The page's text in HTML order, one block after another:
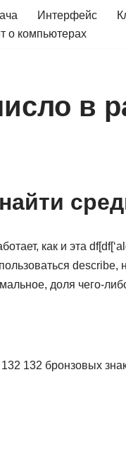
Интерфейс
о компьютерах
в
как и эта
describe,
доля чего-
132 бронзовых